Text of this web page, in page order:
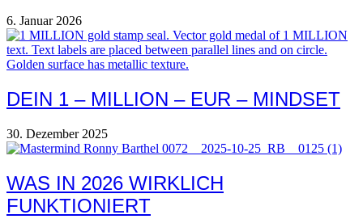
6. Januar 2026
DEIN 1 – MILLION – EUR – MINDSET
30. Dezember 2025
WAS IN 2026 WIRKLICH
FUNKTIONIERT